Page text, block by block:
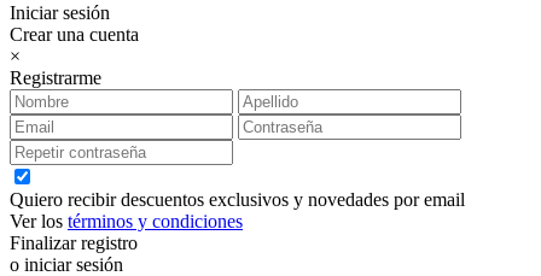
Iniciar sesión
Crear una cuenta
×
Registrarme
Quiero recibir descuentos exclusivos y novedades por email
Ver los términos y condiciones
Finalizar registro
o iniciar sesión